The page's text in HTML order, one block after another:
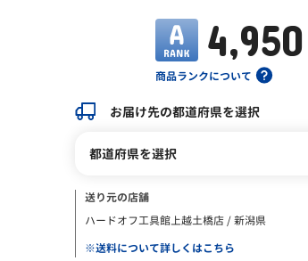
商品ランクについて
4,950
お届け先の都道府県を選択
都道府県を選択
送り元の店舗
ハードオフ工具館上越土橋店 / 新潟県
※送料について詳しくはこちら